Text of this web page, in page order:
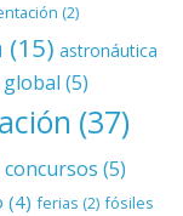
(2)
(15) astronáutica
(5)
(37)
concursos (5)
(4) ferias (2) fósiles